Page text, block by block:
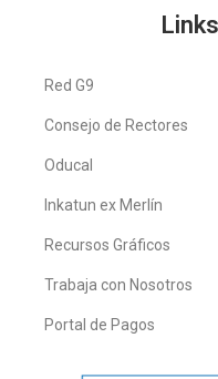
Red G9
Consejo de Rectores
Oducal
Inkatun ex Merlín
Recursos Gráficos
Trabaja con Nosotros
Portal de Pagos